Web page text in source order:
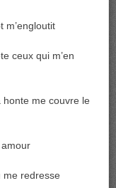
m’engloutit
ceux qui m’en
honte me couvre le
me redresse